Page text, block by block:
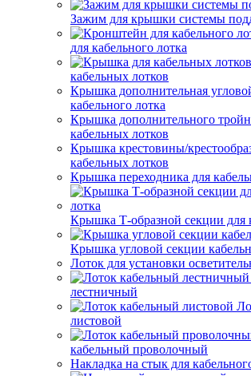
Зажим для крышки системы
для кабельного лотка
кабельных лотков
Крышка дополнительная
кабельного лотка
Крышка дополнительного
кабельных лотков
Крышка крестовины/
кабельных лотков
Крышка переходника для
Крышка Т-образной секции для
Крышка угловой секции
Лоток для установки
лестничный
листовой
кабельный проволочный
Накладка на стык для